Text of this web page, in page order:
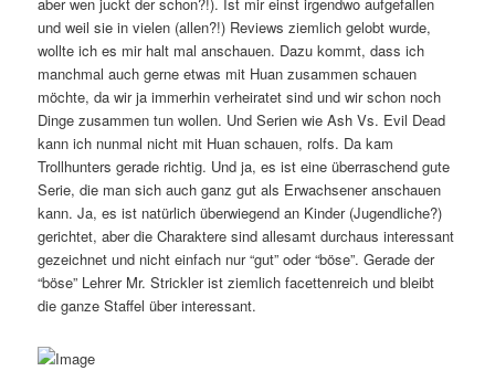
und weil sie in vielen (allen?!) Reviews ziemlich gelobt wurde,
wollte ich es mir halt mal anschauen. Dazu kommt, dass ich
manchmal auch gerne etwas mit Huan zusammen schauen
möchte, da wir ja immerhin verheiratet sind und wir schon noch
Dinge zusammen tun wollen. Und Serien wie Ash Vs. Evil Dead
kann ich nunmal nicht mit Huan schauen, rolfs. Da kam
Trollhunters gerade richtig. Und ja, es ist eine überraschend gute
Serie, die man sich auch ganz gut als Erwachsener anschauen
kann. Ja, es ist natürlich überwiegend an Kinder (Jugendliche?)
gerichtet, aber die Charaktere sind allesamt durchaus interessant
gezeichnet und nicht einfach nur “gut” oder “böse”. Gerade der
“böse” Lehrer Mr. Strickler ist ziemlich facettenreich und bleibt
die ganze Staffel über interessant.